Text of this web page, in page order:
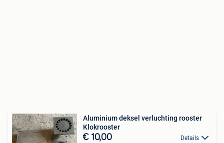
Aluminium deksel verluchting rooster
Klokrooster
€ 10,00 Details